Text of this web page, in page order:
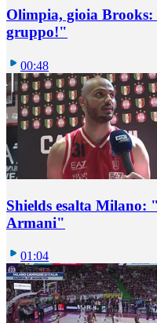
Olimpia, gioia
gruppo!"
00:48
Shields esalta Milano:
Armani"
01:04